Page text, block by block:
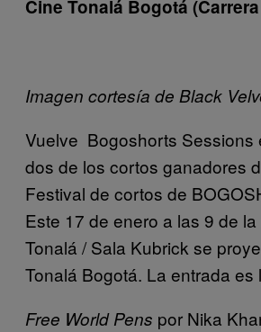
Cine Tonalá Bogotá
Imagen cortesía de Black
Vuelve Bogoshorts Sessions
dos de los cortos ganadores
Festival de cortos de
Este 17 de enero a las 9 de
Tonalá / Sala Kubrick se
Tonalá Bogotá. La entrada es
Free World Pens por Nika